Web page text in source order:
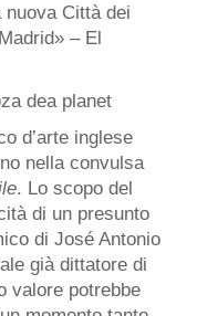
Città dei
– El
d’arte inglese
nella convulsa
. Lo scopo del
di un presunto
di José Antonio
già dittatore di
valore potrebbe